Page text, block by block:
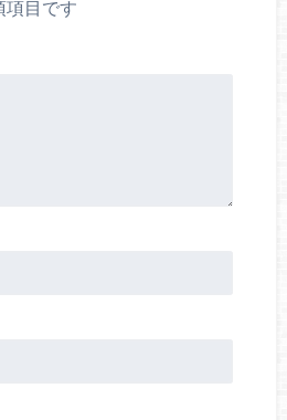
項目です